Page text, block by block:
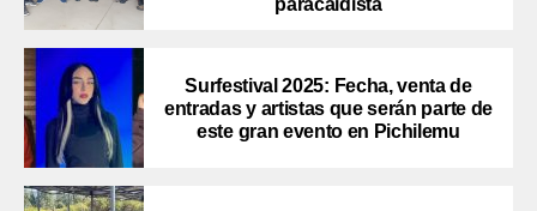
paracaidista
Surfestival 2025: Fecha, venta de
entradas y artistas que serán parte de
este gran evento en Pichilemu